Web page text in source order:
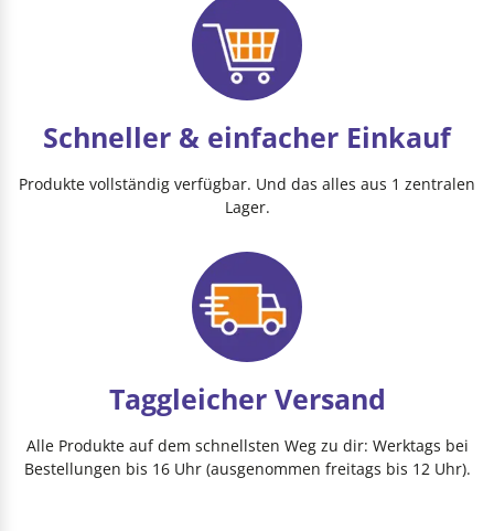
Schneller & einfacher Einkauf
Produkte vollständig verfügbar. Und das alles aus 1 zentralen
Lager.
Taggleicher Versand
Alle Produkte auf dem schnellsten Weg zu dir: Werktags bei
Bestellungen bis 16 Uhr (ausgenommen freitags bis 12 Uhr).